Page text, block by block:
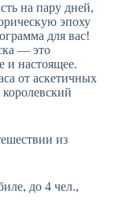
на пару дней,
эпоху
для вас!
— это
и настоящее.
от аскетичных
из
до 4 чел.,